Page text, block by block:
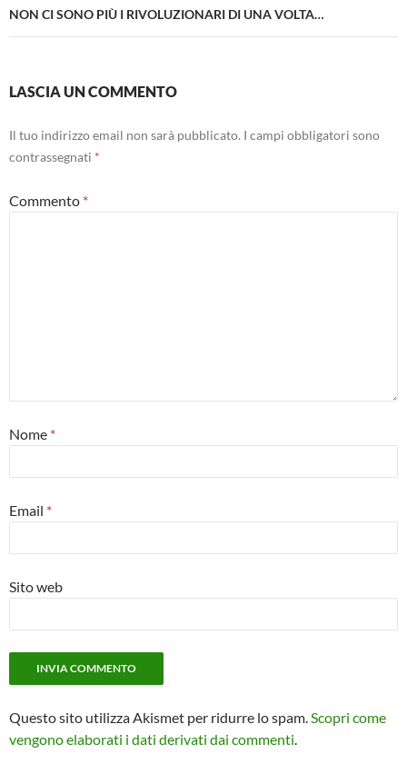
NON CI SONO PIÙ I RIVOLUZIONARI DI UNA VOLTA…
LASCIA UN COMMENTO
Il tuo indirizzo email non sarà pubblicato. I campi obbligatori sono
contrassegnati *
Commento *
Nome *
Email *
Sito web
Questo sito utilizza Akismet per ridurre lo spam. Scopri come
vengono elaborati i dati derivati dai commenti